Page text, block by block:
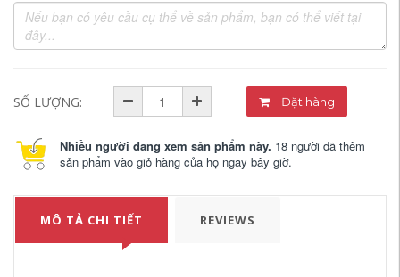
SỐ LƯỢNG: Đặt hàng
Nhiều người đang xem sản phẩm này. 18 người đã thêm
sản phẩm vào giỏ hàng của họ ngay bây giờ.
MÔ TẢ CHI TIẾT REVIEWS